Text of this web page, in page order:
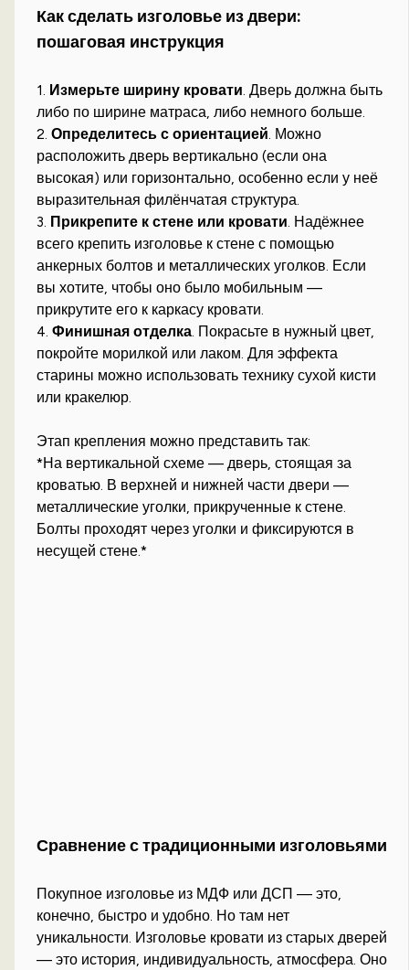
Как сделать изголовье из двери:
пошаговая инструкция
1. Измерьте ширину кровати. Дверь должна быть
либо по ширине матраса, либо немного больше.
2.Определитесь с ориентацией. Можно
расположить дверь вертикально (если она
высокая) или горизонтально, особенно если у неё
выразительная филёнчатая структура.
3. Прикрепите к стене или кровати. Надёжнее
всего крепить изголовье к стене с помощью
анкерных болтов и металлических уголков. Если
вы хотите, чтобы оно было мобильным —
прикрутите его к каркасу кровати.
4.Финишная отделка. Покрасьте в нужный цвет,
покройте морилкой или лаком. Для эффекта
старины можно использовать технику сухой кисти
или кракелюр.
Этап крепления можно представить так:
*На вертикальной схеме — дверь, стоящая за
кроватью. В верхней и нижней части двери —
металлические уголки, прикрученные к стене.
Болты проходят через уголки и фиксируются в
несущей стене.*
Сравнение с традиционными изголовьями
Покупное изголовье из МДФ или ДСП — это,
конечно, быстро и удобно. Но там нет
уникальности. Изголовье кровати из старых дверей
— это история, индивидуальность, атмосфера. Оно